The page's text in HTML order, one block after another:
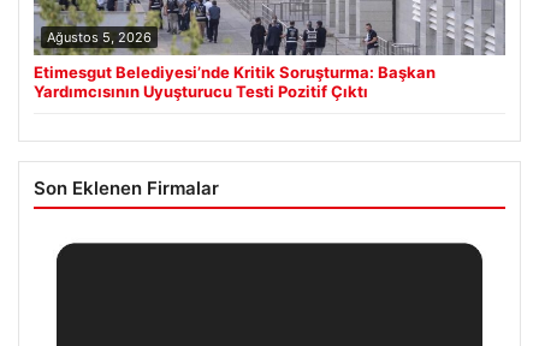
Ağustos 5, 2026
Etimesgut Belediyesi’nde Kritik Soruşturma: Başkan
Yardımcısının Uyuşturucu Testi Pozitif Çıktı
Son Eklenen Firmalar